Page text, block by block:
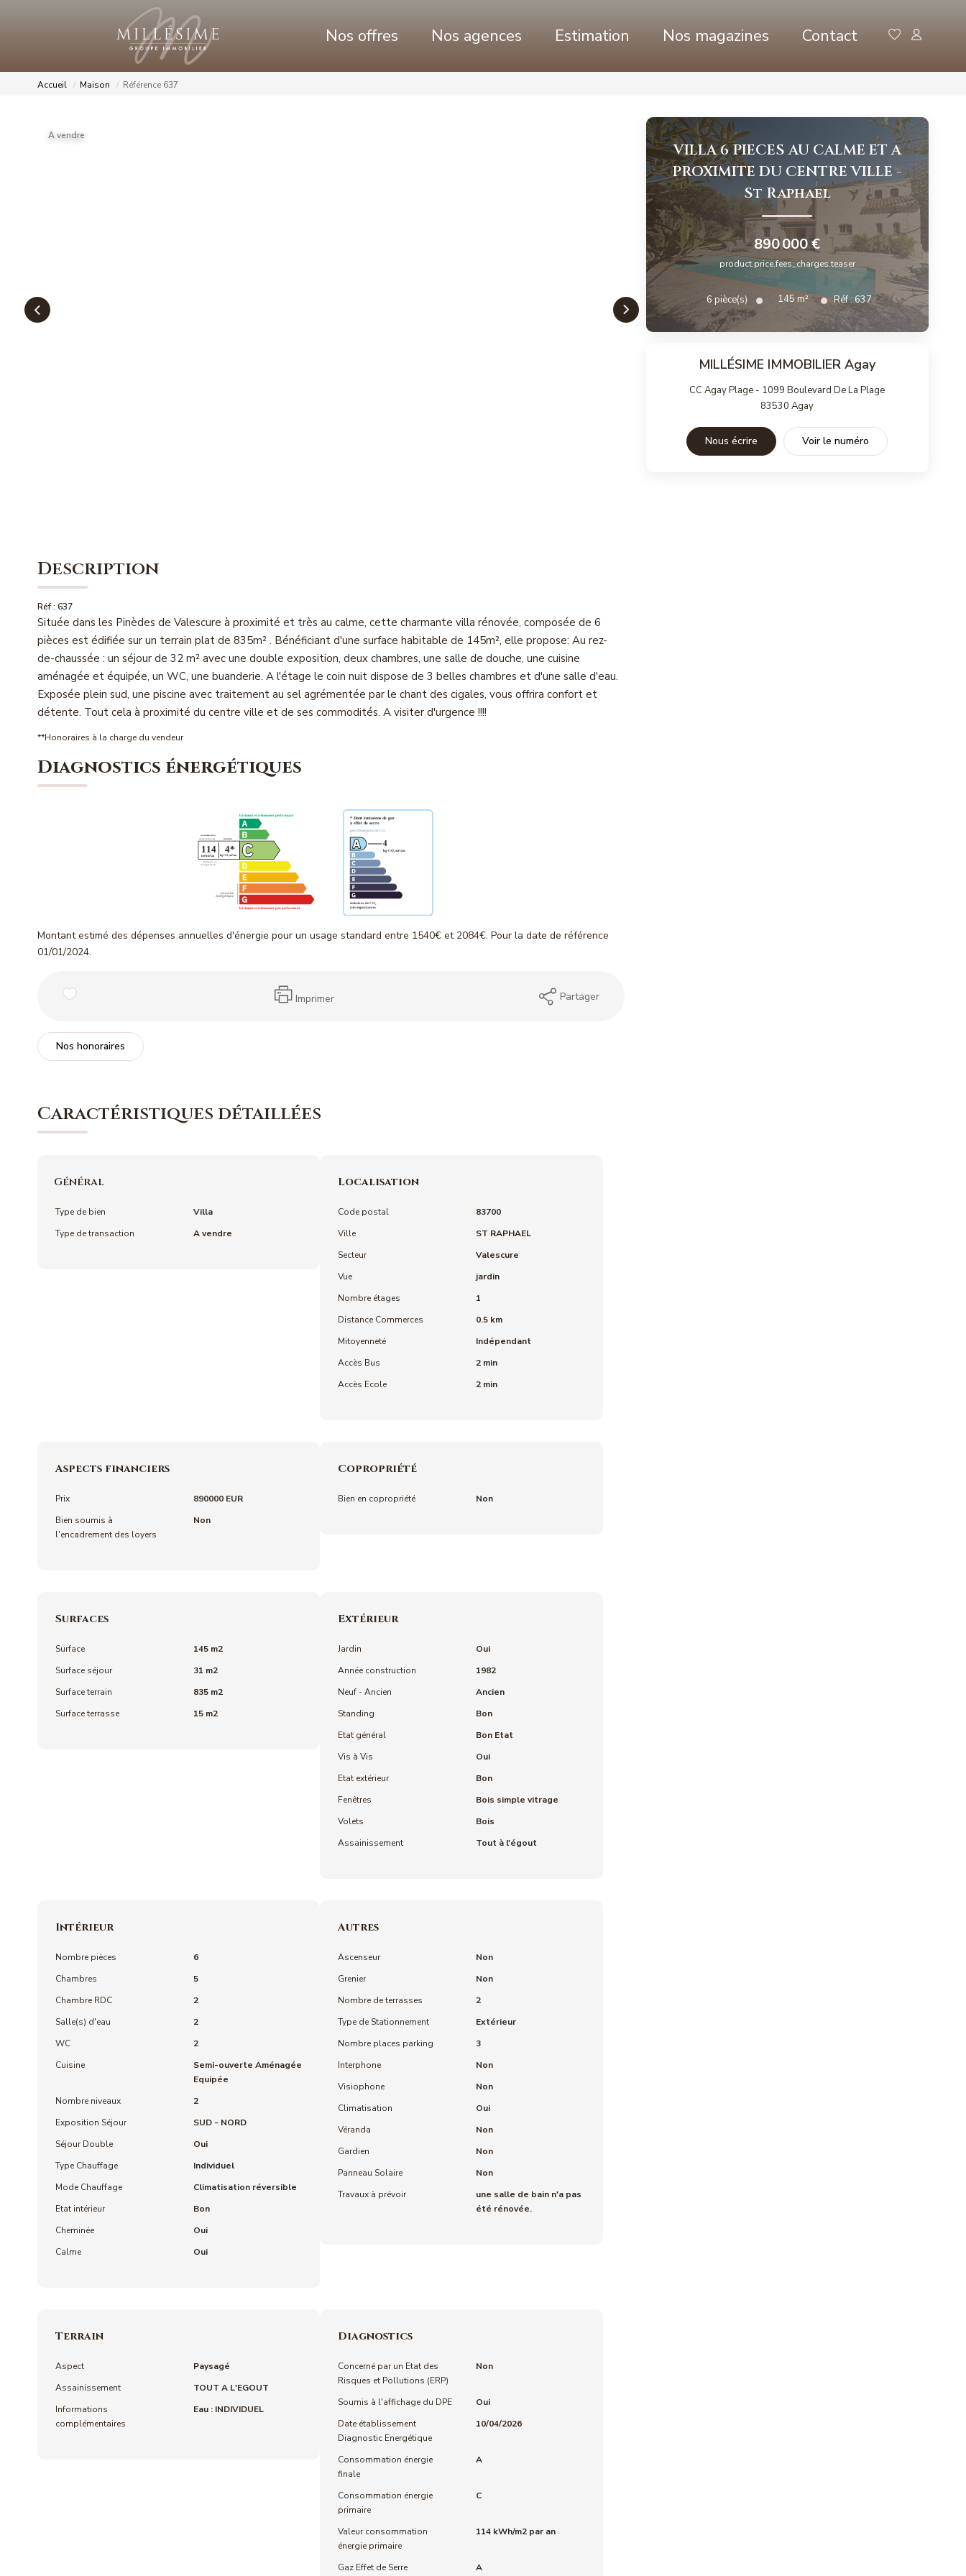
Nos offres Nos agences Estimation Nos magazines Contact
Accueil Maison Référence 637
A vendre
Description
Réf : 637
Située dans les Pinèdes de Valescure à proximité et très au calme, cette charmante villa rénovée, composée de 6
pièces est édifiée sur un terrain plat de 835m² . Bénéficiant d'une surface habitable de 145m², elle propose: Au rez-
de-chaussée : un séjour de 32 m² avec une double exposition, deux chambres, une salle de douche, une cuisine
aménagée et équipée, un WC, une buanderie. A l'étage le coin nuit dispose de 3 belles chambres et d'une salle d'eau.
Exposée plein sud, une piscine avec traitement au sel agrémentée par le chant des cigales, vous offrira confort et
détente. Tout cela à proximité du centre ville et de ses commodités. A visiter d'urgence !!!!
**Honoraires à la charge du vendeur
Diagnostics énergétiques
Montant estimé des dépenses annuelles d'énergie pour un usage standard entre 1540€ et 2084€. Pour la date de référence
01/01/2024.
Imprimer Partager
Nos honoraires
Caractéristiques détaillées
Général
Type de bien
Villa
Type de transaction
A vendre
Localisation
Code postal
83700
Ville
ST RAPHAEL
Secteur
Valescure
Vue
jardin
Nombre étages
1
Distance Commerces
0.5 km
Mitoyenneté
Indépendant
Accès Bus
2 min
Accès Ecole
2 min
Aspects financiers
Prix
890000 EUR
Bien soumis à
l'encadrement des loyers
Non
Copropriété
Bien en copropriété Non
Surfaces
Surface
145 m2
Surface séjour
31 m2
Surface terrain
835 m2
Surface terrasse
15 m2
Extérieur
Jardin
Oui
Année construction
1982
Neuf - Ancien
Ancien
Standing
Bon
Etat général
Bon Etat
Vis à Vis
Oui
Etat extérieur
Bon
Fenêtres
Bois simple vitrage
Volets
Bois
Assainissement
Tout à l'égout
Intérieur
Nombre pièces
6
Chambres
5
Chambre RDC
2
Salle(s) d'eau
2
WC
2
Cuisine
Semi-ouverte Aménagée
Equipée
Nombre niveaux
2
Exposition Séjour
SUD - NORD
Séjour Double
Oui
Type Chauffage
Individuel
Mode Chauffage
Climatisation réversible
Etat intérieur
Bon
Cheminée
Oui
Calme
Oui
Autres
Ascenseur
Non
Grenier
Non
Nombre de terrasses
2
Type de Stationnement
Extérieur
Nombre places parking
3
Interphone
Non
Visiophone
Non
Climatisation
Oui
Véranda
Non
Gardien
Non
Panneau Solaire
Non
Travaux à prévoir
une salle de bain n'a pas
été rénovée.
Terrain
Aspect
Paysagé
Assainissement
TOUT A L'EGOUT
Informations
complémentaires
Eau : INDIVIDUEL
Diagnostics
Concerné par un Etat des
Risques et Pollutions (ERP)
Non
Soumis à l'affichage du DPE
Oui
Date établissement
Diagnostic Energétique
10/04/2026
Consommation énergie
finale
A
Consommation énergie
primaire
C
Valeur consommation
énergie primaire
114 kWh/m2 par an
Gaz Effet de Serre A
VILLA 6 PIECES AU CALME ET A
PROXIMITE DU CENTRE VILLE-
St Raphael
890 000 €
product.price.fees_charges.teaser
6pièce(s) 145m² Réf :637
MILLÉSIME IMMOBILIER Agay
CC Agay Plage - 1099 Boulevard De La Plage
83530Agay
Nous écrire Voir le numéro